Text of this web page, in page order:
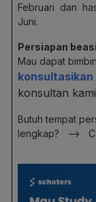
Februari dan
Juni.
Persiapan
Mau dapat
konsultan
Butuh tempat
lengkap? –>